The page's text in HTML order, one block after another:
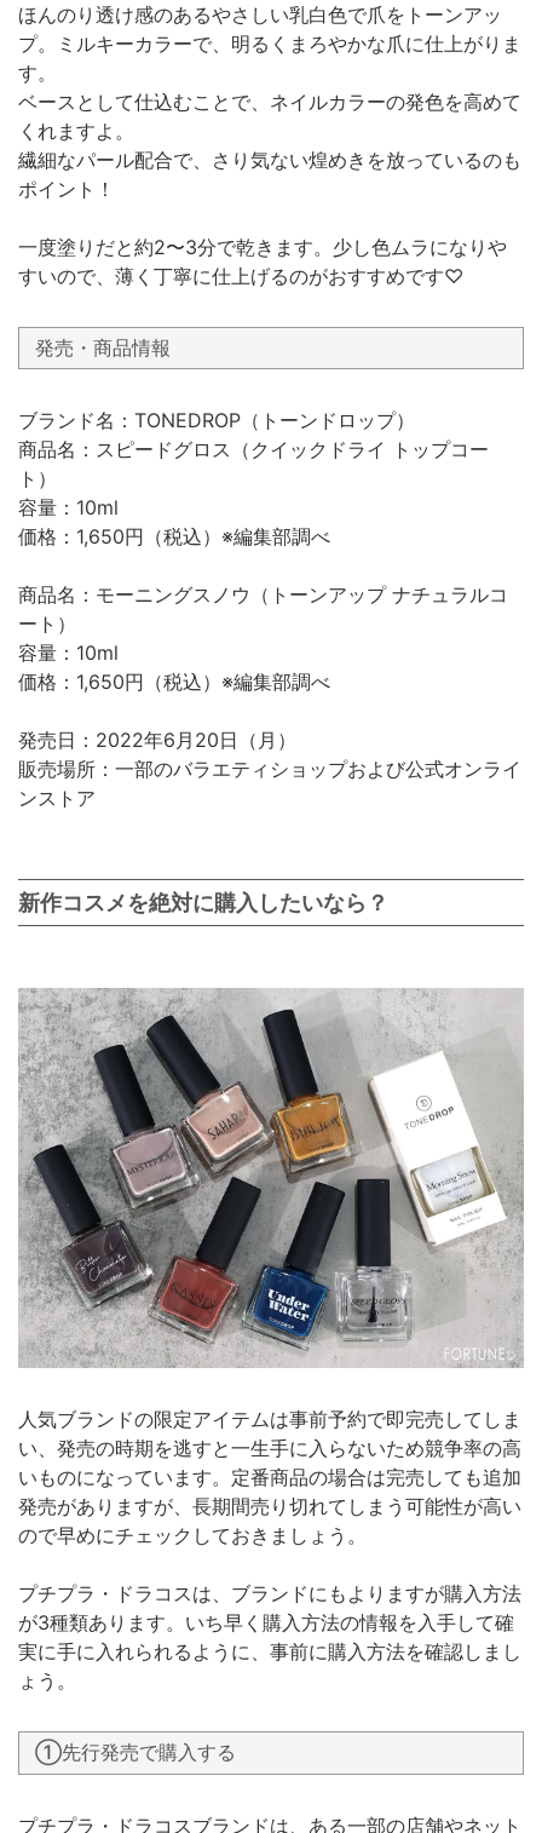
ほんのり透け感のあるやさしい乳白色で爪をトーンアッ
プ。ミルキーカラーで、明るくまろやかな爪に仕上がりま
す。
ベースとして仕込むことで、ネイルカラーの発色を高めて
くれますよ。
繊細なパール配合で、さり気ない煌めきを放っているのも
ポイント！
一度塗りだと約2〜3分で乾きます。少し色ムラになりや
すいので、薄く丁寧に仕上げるのがおすすめです♡
発売・商品情報
ブランド名：TONEDROP（トーンドロップ）
商品名：スピードグロス（クイックドライ トップコー
ト）
容量：10ml
価格：1,650円（税込）※編集部調べ
商品名：モーニングスノウ（トーンアップ ナチュラルコ
ート）
容量：10ml
価格：1,650円（税込）※編集部調べ
発売日：2022年6月20日（月）
販売場所：一部のバラエティショップおよび公式オンライ
ンストア
新作コスメを絶対に購入したいなら？
人気ブランドの限定アイテムは事前予約で即完売してしま
い、発売の時期を逃すと一生手に入らないため競争率の高
いものになっています。定番商品の場合は完売しても追加
発売がありますが、長期間売り切れてしまう可能性が高い
ので早めにチェックしておきましょう。
プチプラ・ドラコスは、ブランドにもよりますが購入方法
が3種類あります。いち早く購入方法の情報を入手して確
実に手に入れられるように、事前に購入方法を確認しまし
ょう。
①先行発売で購入する
プチプラ・ドラコスブランドは、ある一部の店舗やネット